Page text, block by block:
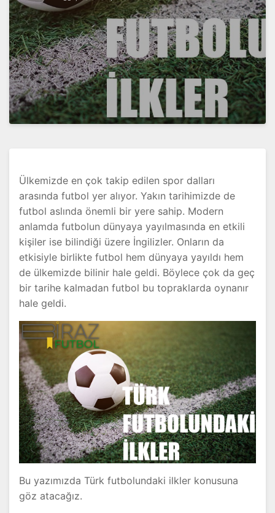
Ülkemizde en çok takip edilen spor dalları
arasında futbol yer alıyor. Yakın tarihimizde de
futbol aslında önemli bir yere sahip. Modern
anlamda futbolun dünyaya yayılmasında en etkili
kişiler ise bilindiği üzere İngilizler. Onların da
etkisiyle birlikte futbol hem dünyaya yayıldı hem
de ülkemizde bilinir hale geldi. Böylece çok da geç
bir tarihe kalmadan futbol bu topraklarda oynanır
hale geldi.
Bu yazımızda Türk futbolundaki ilkler konusuna
göz atacağız.